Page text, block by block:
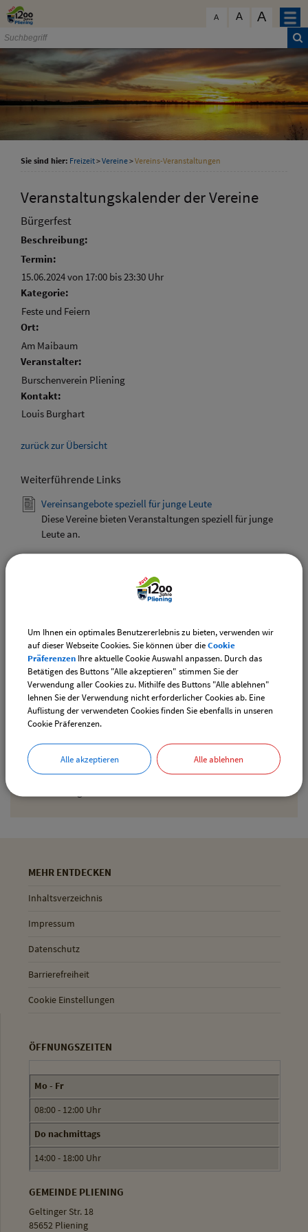
Zum Inhalt
A A A
Gemeinde Pliening
Geltinger Str. 18
Sie sind hier: Freizeit>Vereine>Vereins-Veranstaltungen
Veranstaltungskalender der Vereine
Bürgerfest
Beschreibung:
Termin:
15.06.2024 von 17:00 bis 23:30 Uhr
Kategorie:
Feste und Feiern
Ort:
Am Maibaum
Veranstalter:
Burschenverein Pliening
Kontakt:
Louis Burghart
zurück zur Übersicht
Weiterführende Links
Vereinsangebote speziell für junge Leute
Diese Vereine bieten Veranstaltungen speziell für junge
Leute an.
Den gewählten Termin als VCS-Kalenderdatei
Den gewählten Termin als iCal-Kalenderdatei
downloaden
Drucken
MEHR ENTDECKEN
Inhaltsverzeichnis
Impressum
Datenschutz
Barrierefreiheit
Cookie Einstellungen
ÖFFNUNGSZEITEN
Mo - Fr
08:00 - 12:00 Uhr
Do nachmittags
14:00 - 18:00 Uhr
GEMEINDE PLIENING
Geltinger Str. 18
85652 Pliening
Um Ihnen ein optimales Benutzererlebnis zu bieten, verwenden wir
auf dieser Webseite Cookies. Sie können über dieCookie
Präferenzen Ihre aktuelle Cookie Auswahl anpassen. Durch das
Betätigen des Buttons "Alle akzeptieren" stimmen Sie der
Verwendung aller Cookies zu. Mithilfe des Buttons "Alle ablehnen"
lehnen Sie der Verwendung nicht erforderlicher Cookies ab. Eine
Auflistung der verwendeten Cookies finden Sie ebenfalls in unseren
Cookie Präferenzen.
Alle akzeptieren Alle ablehnen
schließen